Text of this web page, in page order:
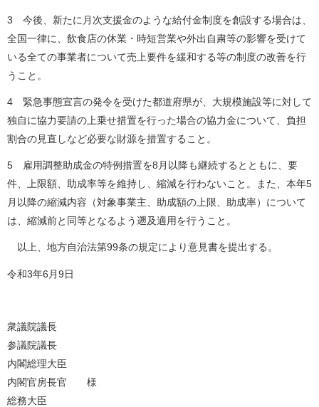
3 今後、新たに月次支援金のような給付金制度を創設する場合は、
全国一律に、飲食店の休業・時短営業や外出自粛等の影響を受けて
いる全ての事業者について売上要件を緩和する等の制度の改善を行
うこと。
4 緊急事態宣言の発令を受けた都道府県が、大規模施設等に対して
独自に協力要請の上乗せ措置を行った場合の協力金について、負担
割合の見直しなど必要な財源を措置すること。
5 雇用調整助成金の特例措置を8月以降も継続するとともに、要
件、上限額、助成率等を維持し、縮減を行わないこと。また、本年5
月以降の縮減内容（対象事業主、助成額の上限、助成率）について
は、縮減前と同等となるよう遡及適用を行うこと。
以上、地方自治法第99条の規定により意見書を提出する。
令和3年6月9日
衆議院議長
参議院議長
内閣総理大臣
内閣官房長官
様
総務大臣